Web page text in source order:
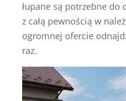
łupane są potrzebne do
z całą pewnością w
ogromnej ofercie
raz.